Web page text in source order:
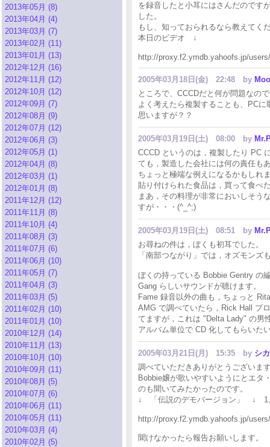
2013年05月 (8)
2013年04月 (4)
2013年03月 (7)
2013年02月 (11)
2013年01月 (13)
2012年12月 (16)
2012年11月 (12)
2012年10月 (12)
2012年09月 (7)
2012年08月 (9)
2012年07月 (12)
2012年06月 (3)
2012年05月 (1)
2012年04月 (8)
2012年03月 (1)
2012年01月 (8)
2011年12月 (12)
2011年11月 (8)
2011年10月 (4)
2011年08月 (3)
2011年07月 (6)
2011年06月 (10)
2011年05月 (7)
2011年04月 (3)
2011年03月 (5)
2011年02月 (10)
2011年01月 (10)
2010年12月 (14)
2010年11月 (13)
2010年10月 (10)
2010年09月 (11)
2010年08月 (5)
2010年07月 (6)
2010年06月 (11)
2010年05月 (11)
2010年03月 (4)
2010年02月 (5)
を録音したと小耳にはさんだのです
した。
もし、知っておられるなら教えてく
本日のビデオ ↓
http://proxy.f2.ymdb.yahoofs.jp/
2005年03月18日(金) 22:48 by
ところで、CCCDだと何が問題なの
よく考えたら複製することも、PC
思いますが？？
2005年03月19日(土) 08:00 by
CCCD というのは，複製したり PC
ても，製造した会社には何の責任も
ちょっと極端な例えになるかもしれ
貼り付けられた食品は，買って食べ
まあ，その料理が非常においしそう
すが・・・(^_^;)
2005年03月19日(土) 08:51 by
お尋ねの件は，ぼくも初耳でした。
「南部つながり」では，オズモンズ
ぼくの持っている Bobbie Gentry の
Gang らしいサウンドが聴けます。
Fame 録音以外の曲も，ちょっと
AMG で調べていたら，Rick Hall プ
てますが，これは "Delta Lady" の男
アルバム単位で CD 化してもらいた
2005年03月21日(月) 15:35 by シ
調べていただきありがとうございま
Bobbie嬢が歌いやすいようにとエタ
のも聞いてみたかったのです。
↓ 「伝説のデモバージョン」 ↓
http://proxy.f2.ymdb.yahoofs.jp/
聞けなかったら報告お願いします。